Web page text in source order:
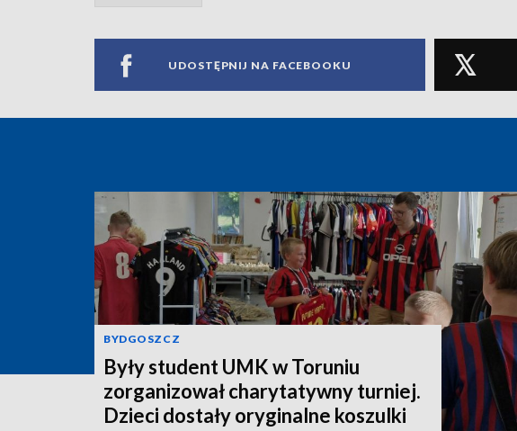
UDOSTĘPNIJ NA FACEBOOKU
BYDGOSZCZ
Były student UMK w Toruniu
zorganizował charytatywny turniej.
Dzieci dostały oryginalne koszulki